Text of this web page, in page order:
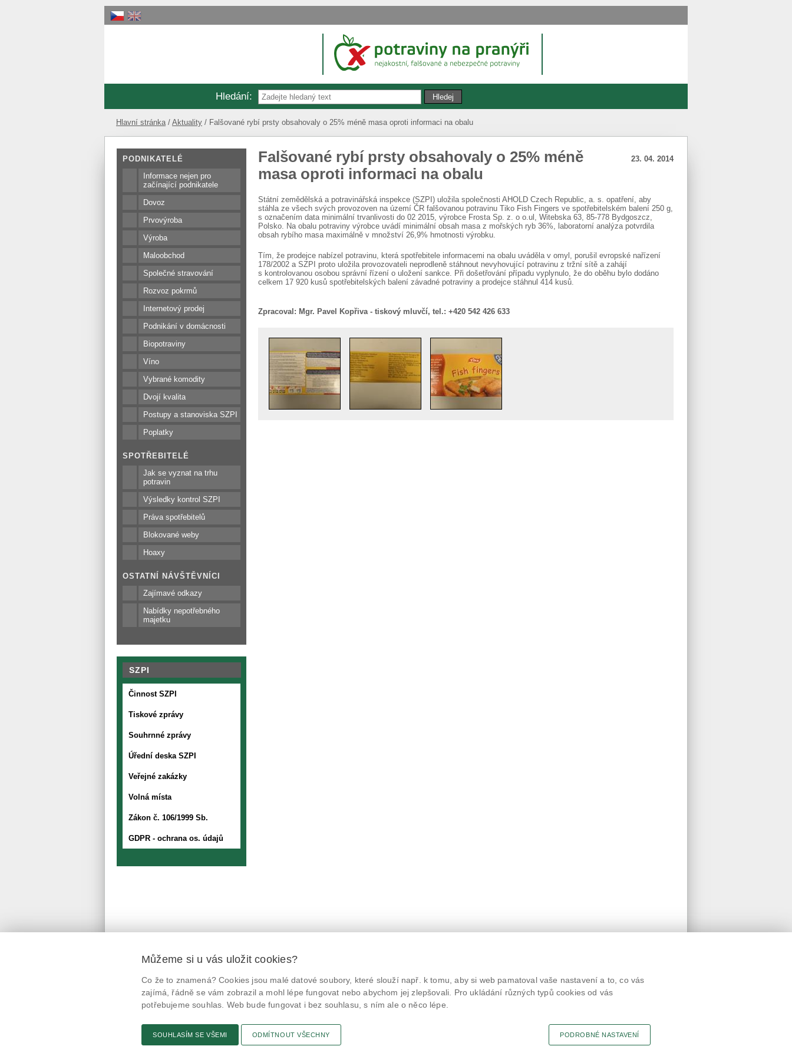
Hledání:
Hlavní stránka Aktuality Falšované rybí prsty obsahovaly o 25% méně masa oproti informaci na obalu
PODNIKATELÉ
Informace nejen pro
začínající podnikatele
Dovoz
Prvovýroba
Výroba
Maloobchod
Společné stravování
Rozvoz pokrmů
Internetový prodej
Podnikání v domácnosti
Biopotraviny
Víno
Vybrané komodity
Dvojí kvalita
Postupy a stanoviska SZPI
Poplatky
SPOTŘEBITELÉ
Jak se vyznat na trhu
potravin
Výsledky kontrol SZPI
Práva spotřebitelů
Blokované weby
Hoaxy
OSTATNÍ NÁVŠTĚVNÍCI
Zajímavé odkazy
Nabídky nepotřebného
majetku
SZPI
Činnost SZPI
Tiskové zprávy
Souhrnné zprávy
Úřední deska SZPI
Veřejné zakázky
Volná místa
Zákon č. 106/1999 Sb.
GDPR - ochrana os. údajů
Falšované rybí prsty obsahovaly o 25% méně
masa oproti informaci na obalu
23. 04. 2014
Státní zemědělská a potravinářská inspekce (SZPI) uložila společnosti AHOLD Czech Republic, a. s. opatření, aby
stáhla ze všech svých provozoven na území ČR falšovanou potravinu Tiko Fish Fingers ve spotřebitelském balení 250 g,
s označením data minimální trvanlivosti do 02 2015, výrobce Frosta Sp. z. o o.ul, Witebska 63, 85-778 Bydgoszcz,
Polsko. Na obalu potraviny výrobce uvádí minimální obsah masa z mořských ryb 36%, laboratorní analýza potvrdila
obsah rybího masa maximálně v množství 26,9% hmotnosti výrobku.
Tím, že prodejce nabízel potravinu, která spotřebitele informacemi na obalu uváděla v omyl, porušil evropské nařízení
178/2002 a SZPI proto uložila provozovateli neprodleně stáhnout nevyhovující potravinu z tržní sítě a zahájí
s kontrolovanou osobou správní řízení o uložení sankce. Při došetřování případu vyplynulo, že do oběhu bylo dodáno
celkem 17 920 kusů spotřebitelských balení závadné potraviny a prodejce stáhnul 414 kusů.
Zpracoval: Mgr. Pavel Kopřiva - tiskový mluvčí, tel.: +420 542 426 633
@potravinynapranyri @NaPranyri
@SZPIjobs
© Státní zemědělská a potravinářská inspekce 2026.
Květná 15, 603 00 Brno, epodatelna
szpi.gov.cz
ID datové schránky: avraiqg
Prohlášení o přístupnosti
Připomínky
Tisk stránky
Můžeme si u vás uložit cookies?
Co že to znamená? Cookies jsou malé datové soubory, které slouží např. k tomu, aby si web pamatoval vaše nastavení a to, co vás
zajímá, řádně se vám zobrazil a mohl lépe fungovat nebo abychom jej zlepšovali. Pro ukládání různých typů cookies od vás
potřebujeme souhlas. Web bude fungovat i bez souhlasu, s ním ale o něco lépe.
SOUHLASÍM SE VŠEMI ODMÍTNOUT VŠECHNY PODROBNÉ NASTAVENÍ